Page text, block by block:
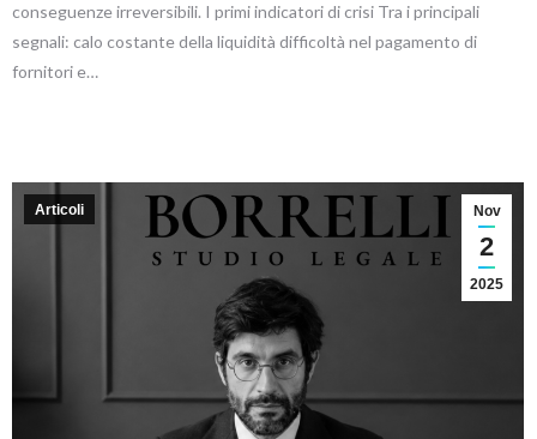
conseguenze irreversibili. I primi indicatori di crisi Tra i principali
segnali: calo costante della liquidità difficoltà nel pagamento di
fornitori e…
Nov
2
2025
Articoli